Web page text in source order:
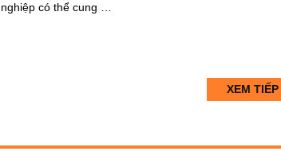
nghiệp có thể cung …
XEM TIẾP